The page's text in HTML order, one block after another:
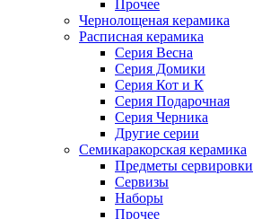
Прочее
Чернолощеная керамика
Расписная керамика
Серия Весна
Серия Домики
Серия Кот и К
Серия Подарочная
Серия Черника
Другие серии
Семикаракорская керамика
Предметы сервировки
Сервизы
Наборы
Прочее